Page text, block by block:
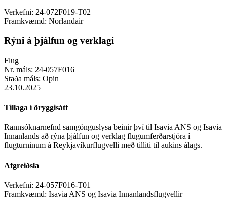
Verkefni: 24-072F019-T02
Framkvæmd: Norlandair
Rýni á þjálfun og verklagi
Flug
Nr. máls: 24-057F016
Staða máls: Opin
23.10.2025
Tillaga í öryggisátt
Rannsóknarnefnd samgönguslysa beinir því til Isavia ANS og Isavia
Innanlands að rýna þjálfun og verklag flugumferðarstjóra í
flugturninum á Reykjavíkurflugvelli með tilliti til aukins álags.
Afgreiðsla
Verkefni: 24-057F016-T01
Framkvæmd: Isavia ANS og Isavia Innanlandsflugvellir